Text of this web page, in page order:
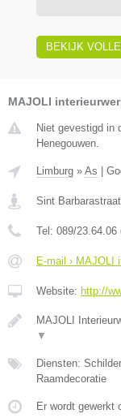
BEKIJK
MAJOLI
Niet gevestigd in
Henegouwen.
Limburg » As
Sint
Tel: 089/23.64.06
E-mail › MAJOLI
Website: http://
MAJOLI
▼
Diensten:
Raamdecoratie
Er wordt gewerkt